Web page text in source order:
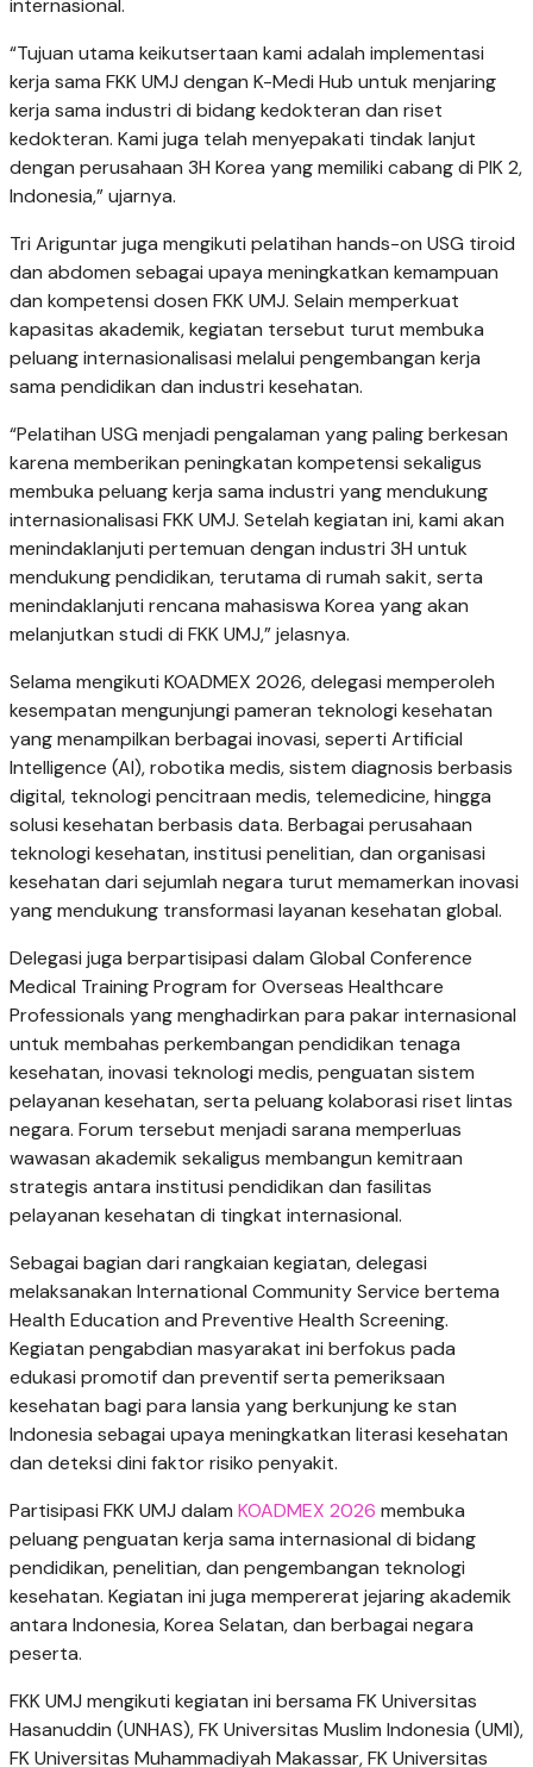
“Tujuan utama keikutsertaan kami adalah implementasi
kerja sama FKK UMJ dengan K-Medi Hub untuk menjaring
kerja sama industri di bidang kedokteran dan riset
kedokteran. Kami juga telah menyepakati tindak lanjut
dengan perusahaan 3H Korea yang memiliki cabang di PIK 2,
Indonesia,” ujarnya.
Tri Ariguntar juga mengikuti pelatihan hands-on USG tiroid
dan abdomen sebagai upaya meningkatkan kemampuan
dan kompetensi dosen FKK UMJ. Selain memperkuat
kapasitas akademik, kegiatan tersebut turut membuka
peluang internasionalisasi melalui pengembangan kerja
sama pendidikan dan industri kesehatan.
“Pelatihan USG menjadi pengalaman yang paling berkesan
karena memberikan peningkatan kompetensi sekaligus
membuka peluang kerja sama industri yang mendukung
internasionalisasi FKK UMJ. Setelah kegiatan ini, kami akan
menindaklanjuti pertemuan dengan industri 3H untuk
mendukung pendidikan, terutama di rumah sakit, serta
menindaklanjuti rencana mahasiswa Korea yang akan
melanjutkan studi di FKK UMJ,” jelasnya.
Selama mengikuti KOADMEX 2026, delegasi memperoleh
kesempatan mengunjungi pameran teknologi kesehatan
yang menampilkan berbagai inovasi, seperti Artificial
Intelligence (AI), robotika medis, sistem diagnosis berbasis
digital, teknologi pencitraan medis, telemedicine, hingga
solusi kesehatan berbasis data. Berbagai perusahaan
teknologi kesehatan, institusi penelitian, dan organisasi
kesehatan dari sejumlah negara turut memamerkan inovasi
yang mendukung transformasi layanan kesehatan global.
Delegasi juga berpartisipasi dalam Global Conference
Medical Training Program for Overseas Healthcare
Professionals yang menghadirkan para pakar internasional
untuk membahas perkembangan pendidikan tenaga
kesehatan, inovasi teknologi medis, penguatan sistem
pelayanan kesehatan, serta peluang kolaborasi riset lintas
negara. Forum tersebut menjadi sarana memperluas
wawasan akademik sekaligus membangun kemitraan
strategis antara institusi pendidikan dan fasilitas
pelayanan kesehatan di tingkat internasional.
Sebagai bagian dari rangkaian kegiatan, delegasi
melaksanakan International Community Service bertema
Health Education and Preventive Health Screening.
Kegiatan pengabdian masyarakat ini berfokus pada
edukasi promotif dan preventif serta pemeriksaan
kesehatan bagi para lansia yang berkunjung ke stan
Indonesia sebagai upaya meningkatkan literasi kesehatan
dan deteksi dini faktor risiko penyakit.
Partisipasi FKK UMJ dalam KOADMEX 2026 membuka
peluang penguatan kerja sama internasional di bidang
pendidikan, penelitian, dan pengembangan teknologi
kesehatan. Kegiatan ini juga mempererat jejaring akademik
antara Indonesia, Korea Selatan, dan berbagai negara
peserta.
FKK UMJ mengikuti kegiatan ini bersama FK Universitas
Hasanuddin (UNHAS), FK Universitas Muslim Indonesia (UMI),
FK Universitas Muhammadiyah Makassar, FK Universitas